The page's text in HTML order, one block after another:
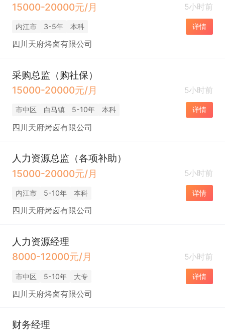
15000-20000元/月
5小时前
内江市 3-5年 本科 详情
四川天府烤卤有限公司
采购总监（购社保）
15000-20000元/月
5小时前
市中区 白马镇 5-10年 本科 详情
四川天府烤卤有限公司
人力资源总监（各项补助）
15000-20000元/月
5小时前
内江市 5-10年 本科 详情
四川天府烤卤有限公司
人力资源经理
8000-12000元/月
5小时前
市中区 5-10年 大专 详情
四川天府烤卤有限公司
财务经理